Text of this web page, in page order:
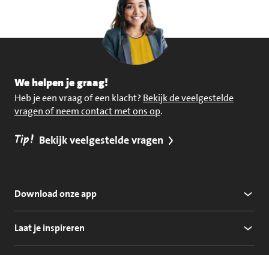
We helpen je graag!
Heb je een vraag of een klacht? Bekijk de veelgestelde
vragen of neem contact met ons op.
Tip! Bekijk veelgestelde vragen
Download onze app
Laat je inspireren